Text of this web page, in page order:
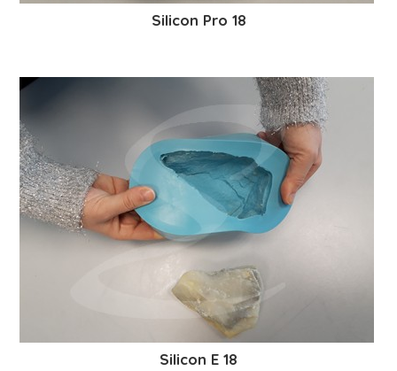
Silicon Pro 18
Silicon E 18